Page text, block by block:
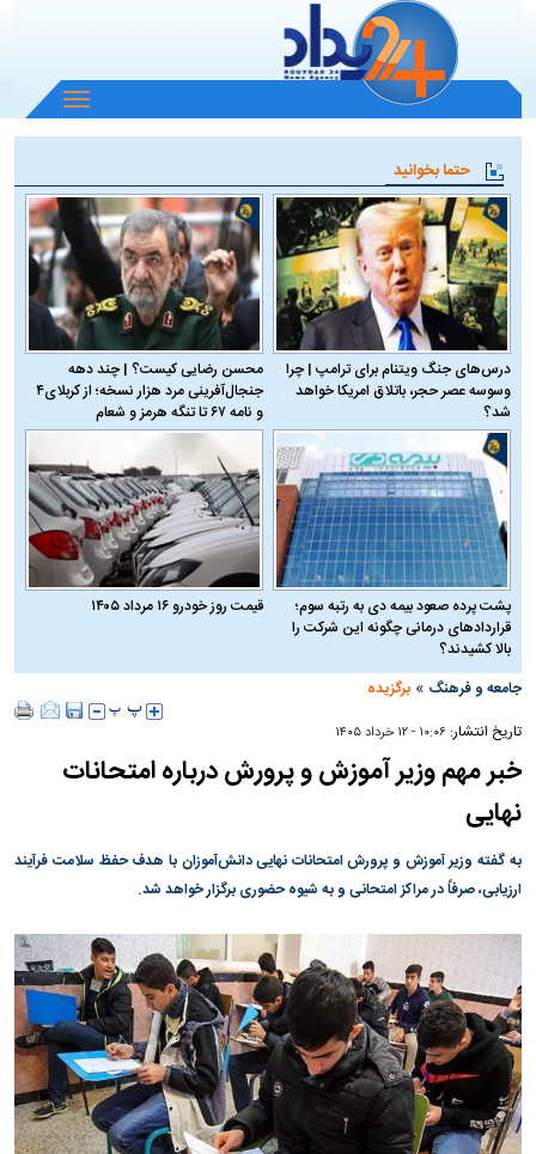
باز
و
منو
حتما بخوانید
درس‌های جنگ ویتنام برای ترامپ | چرا
وسوسه عصر حجر، باتلاق امریکا خواهد
شد؟
محسن رضایی کیست؟ | چند دهه
جنجال‌آفرینی مرد هزار نسخه؛ از کربلای۴
و نامه ۶۷ تا تنگه هرمز و شعام
پشت پرده صعود بیمه دی به رتبه سوم؛
قراردادهای درمانی چگونه این شرکت را
بالا کشیدند؟
قیمت روز خودرو ۱۶ مرداد ۱۴۰۵
جامعه و فرهنگ »برگزیده
تاریخ انتشار: ۱۰:۰۶ - ۱۲ خرداد ۱۴۰۵
خبر مهم وزیر آموزش و پرورش درباره امتحانات
نهایی
به گفته وزیر آموزش و پرورش امتحانات نهایی دانش‌آموزان با هدف حفظ سلامت فرآیند
ارزیابی، صرفاً در مراکز امتحانی و به شیوه حضوری برگزار خواهد شد.